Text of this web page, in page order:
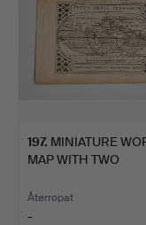
197. MINIATURE
MAP WITH TWO
Återropat
-